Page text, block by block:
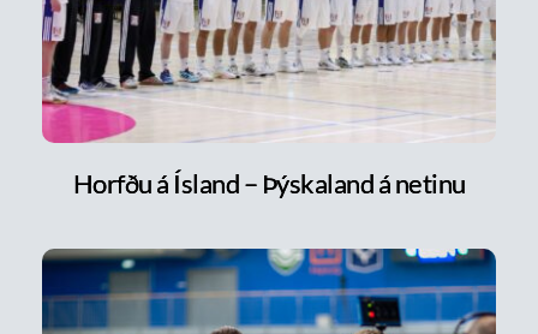
Horfðu á Ísland – Þýskaland á netinu